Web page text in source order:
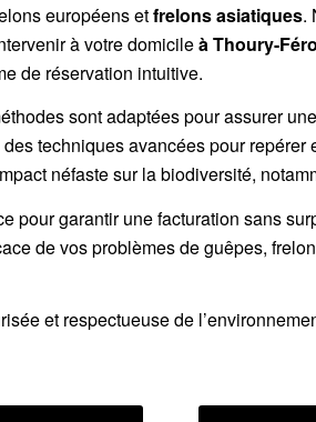
européensetfrelons asiatiques.
à votre domicileà Thoury-
de réservation intuitive.
sont adaptées pour assurer
techniques avancées pour repérer
néfaste sur la biodiversité,
pour garantir une facturation sans
de vos problèmes de guêpes,
et respectueuse de